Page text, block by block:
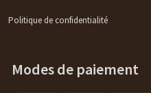
Politique de confidentialité
Modes de paiement